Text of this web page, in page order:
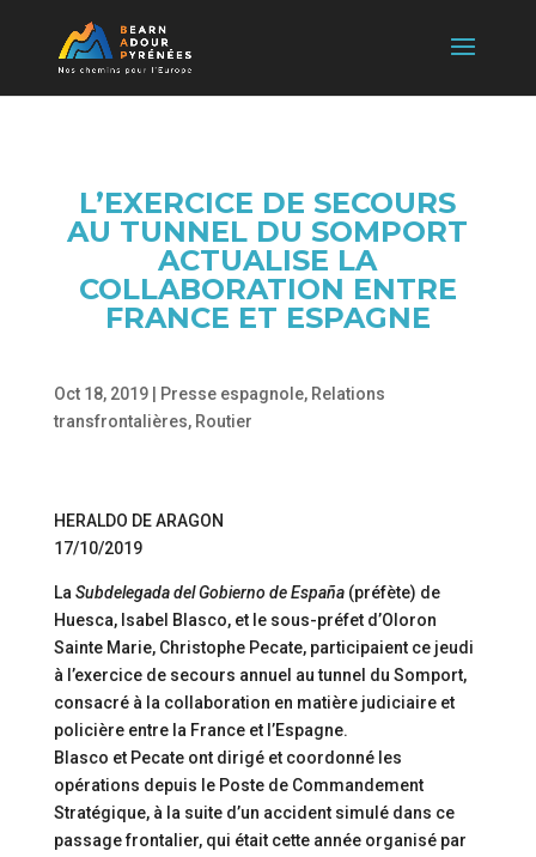
L’EXERCICE DE SECOURS
AU TUNNEL DU SOMPORT
ACTUALISE LA
COLLABORATION ENTRE
FRANCE ET ESPAGNE
Oct 18, 2019| Presse espagnole, Relations
transfrontalières, Routier
HERALDO DE ARAGON
17/10/2019
La Subdelegada del Gobierno de España(préfète) de
Huesca, Isabel Blasco, et le sous-préfet d’Oloron
Sainte Marie, Christophe Pecate, participaient ce jeudi
à l’exercice de secours annuel au tunnel du Somport,
consacré à la collaboration en matière judiciaire et
policière entre la France et l’Espagne.
Blasco et Pecate ont dirigé et coordonné les
opérations depuis le Poste de Commandement
Stratégique, à la suite d’un accident simulé dans ce
passage frontalier, qui était cette année organisé par